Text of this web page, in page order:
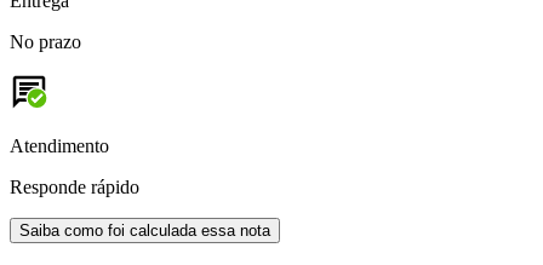
No prazo
Atendimento
Responde rápido
Saiba como foi calculada essa nota